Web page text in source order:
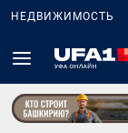
НЕДВИЖИМОСТЬ